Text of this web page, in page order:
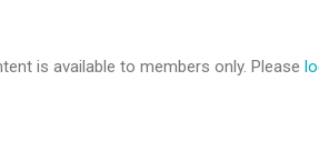
is available to members only. Please